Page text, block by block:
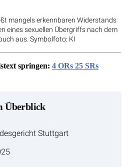
mangels erkennbaren Widerstands
eines sexuellen Übergriffs nach dem
aus. Symbolfoto: KI
springen: 4 ORs 25 SRs
Überblick
Stuttgart